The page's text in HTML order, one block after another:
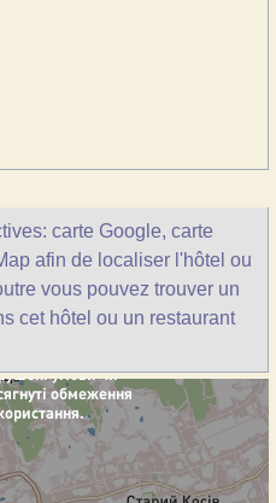
carte Google, carte
afin de localiser l'hôtel ou
vous pouvez trouver un
cet hôtel ou un restaurant